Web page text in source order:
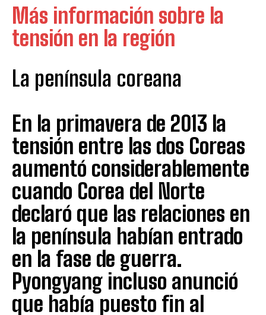
Más información sobre la
tensión en la región
La península coreana
En la primavera de 2013 la
tensión entre las dos Coreas
aumentó considerablemente
cuando Corea del Norte
declaró que las relaciones en
la península habían entrado
en la fase de guerra.
Pyongyang incluso anunció
que había puesto fin al